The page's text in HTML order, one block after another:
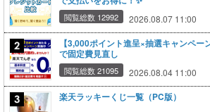
閲覧総数 12992 2026.08.07 11:00
【3,000ポイント進呈×抽選キャンペー
で固定費見直し
閲覧総数 21095 2026.08.04 11:00
楽天ラッキーくじ一覧（PC版）